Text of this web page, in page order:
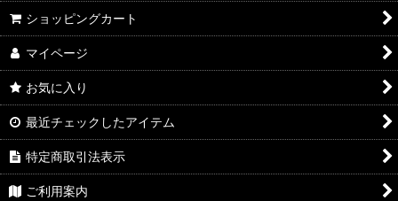
ショッピングカート
マイページ
お気に入り
最近チェックしたアイテム
特定商取引法表示
ご利用案内